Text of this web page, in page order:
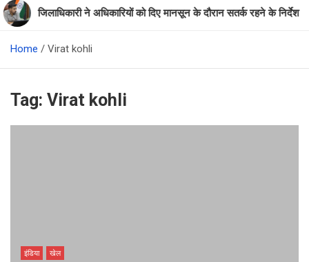
जिलाधिकारी ने अधिकारियों को दिए मानसून के दौरान सतर्क रहने के निर्देश
Home Virat kohli
Tag: Virat kohli
इंडिया खेल